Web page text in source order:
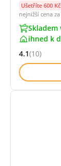
Ušetříte 600 Kč
nejnižší cena
Skladem
ihned k
Hodnocení:
4.1(10)